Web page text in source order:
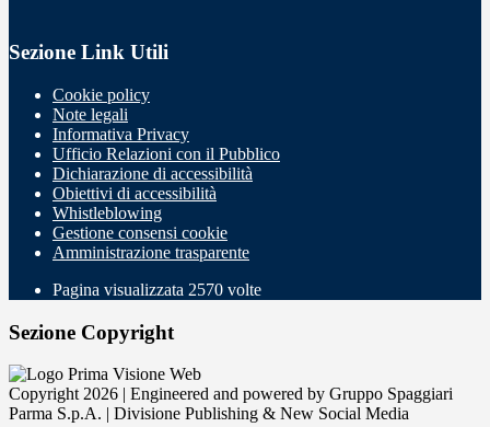
Sezione Link Utili
Cookie policy
Note legali
Informativa Privacy
Ufficio Relazioni con il Pubblico
Dichiarazione di accessibilità
Obiettivi di accessibilità
Whistleblowing
Gestione consensi cookie
Amministrazione trasparente
Pagina visualizzata 2570 volte
Sezione Copyright
Copyright 2026 | Engineered and powered by Gruppo Spaggiari
Parma S.p.A. | Divisione Publishing & New Social Media